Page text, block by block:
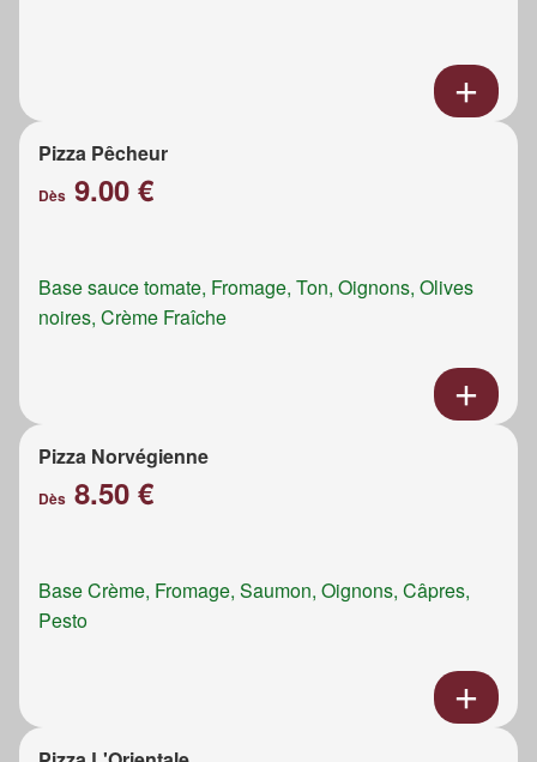
Pizza Pêcheur
Dès 9.00 €
Base sauce tomate, Fromage, Ton, Oignons, Olives
noires, Crème Fraîche
Pizza Norvégienne
Dès 8.50 €
Base Crème, Fromage, Saumon, Oignons, Câpres,
Pesto